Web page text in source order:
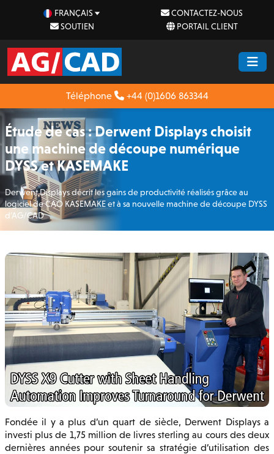
FRANÇAIS
CONTACTEZ-NOUS
SOUTIEN
PORTAIL CLIENT
Téléphone +44 (0)1606 863344
Étude de cas : Derwent Displays choisit
une machine de découpe numérique
DYSS et KASEMAKE
Derwent Displays décrit les gains de productivité réalisés grâce au
logiciel de CAO KASEMAKE et à sa nouvelle machine de découpe DYSS
d’AG/CAD
Fondée il y a plus d’un quart de siècle, Derwent Displays a
investi plus de 1,75 million de livres sterling au cours des deux
dernières années pour soutenir sa stratégie d’utilisation des